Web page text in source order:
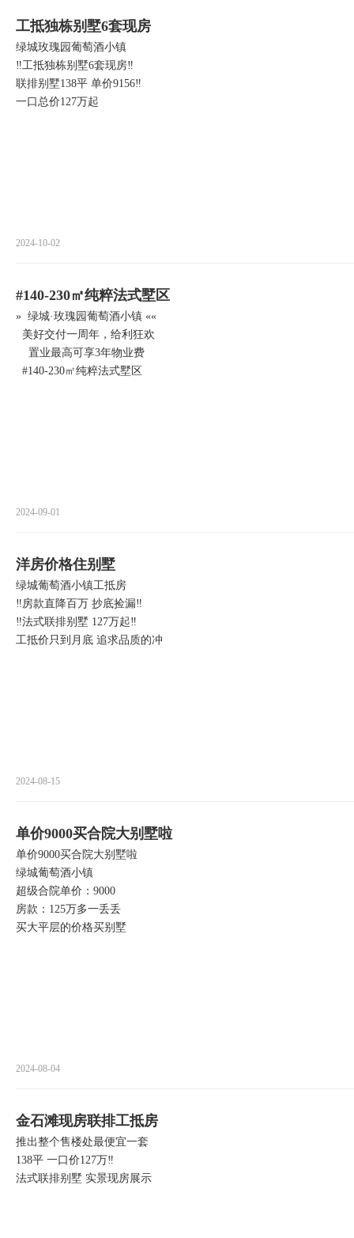
工抵独栋别墅6套现房
绿城玫瑰园葡萄酒小镇
‼工抵独栋别墅6套现房‼
联排别墅138平 单价9156‼
一口总价127万起
2024-10-02
#140-230㎡纯粹法式墅区
» 绿城·玫瑰园葡萄酒小镇 ««
美好交付一周年，给利狂欢
置业最高可享3年物业费
#140-230㎡纯粹法式墅区
2024-09-01
洋房价格住别墅
绿城葡萄酒小镇工抵房
‼️房款直降百万 抄底捡漏‼️
‼️法式联排别墅 127万起‼️
工抵价只到月底 追求品质的冲
2024-08-15
单价9000买合院大别墅啦
单价9000买合院大别墅啦
绿城葡萄酒小镇
超级合院单价：9000
房款：125万多一丢丢
买大平层的价格买别墅
2024-08-04
金石滩现房联排工抵房
推出整个售楼处最便宜一套
138平 一口价127万‼️
法式联排别墅 实景现房展示